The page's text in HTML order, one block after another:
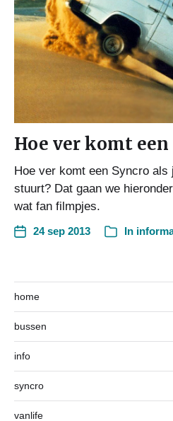
Hoe ver komt een
Hoe ver komt een Syncro
stuurt? Dat gaan we
wat fan filmpjes.
24 sep 2013 In
home
bussen
info
syncro
vanlife